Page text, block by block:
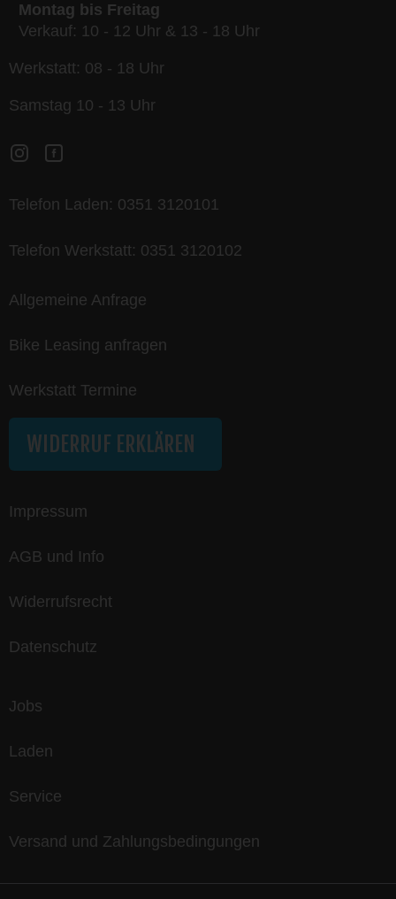
Montag bis Freitag
Verkauf: 10 - 12 Uhr & 13 - 18 Uhr
Werkstatt: 08 - 18 Uhr
Samstag 10 - 13 Uhr
Telefon Laden: 0351 3120101
Telefon Werkstatt: 0351 3120102
Allgemeine Anfrage
Bike Leasing anfragen
Werkstatt Termine
WIDERRUF ERKLÄREN
Impressum
AGB und Info
Widerrufsrecht
Datenschutz
Jobs
Laden
Service
Versand und Zahlungsbedingungen